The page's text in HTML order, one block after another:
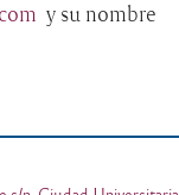
y su nombre